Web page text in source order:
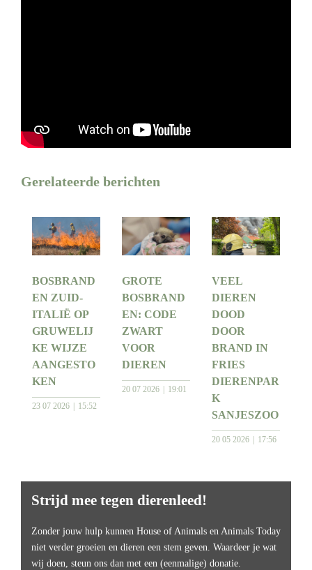
Gerelateerde berichten
BOSBRAND
EN ZUID-
ITALIË OP
GRUWELIJ
KE WIJZE
AANGESTO
KEN
23 07 2026 15:52
GROTE
BOSBRAND
EN: CODE
ZWART
VOOR
DIEREN
20 07 2026 19:01
VEEL
DIEREN
DOOD
DOOR
BRAND IN
FRIES
DIERENPAR
K
SANJESZOO
20 05 2026 17:56
Strijd mee tegen dierenleed!
Zonder jouw hulp kunnen House of Animals en Animals Today
niet verder groeien en dieren een stem geven. Waardeer je wat
wij doen, steun ons dan met een (eenmalige) donatie.